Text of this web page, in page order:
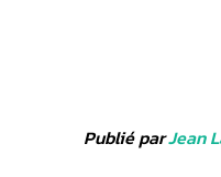
Publié parJean